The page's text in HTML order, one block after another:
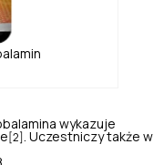
wykazuje
[2]
. Uczestniczy także w